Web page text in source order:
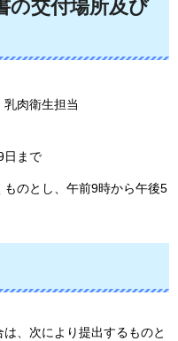
の交付場所及び
乳肉衛生担当
日まで
ものとし、午前9時から午後5
、次により提出するものと